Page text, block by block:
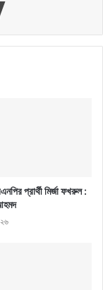
প্রার্থী মির্জা ফখরুল :